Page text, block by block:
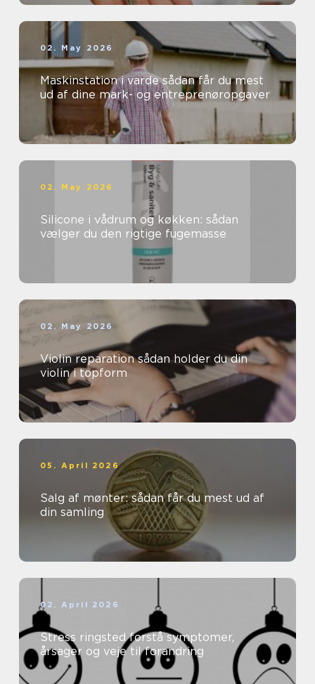
02. May 2026
Maskinstation i varde sådan får du mest
ud af dine mark- og entreprenøropgaver
02. May 2026
Silicone i vådrum og køkken: sådan
vælger du den rigtige fugemasse
02. May 2026
Violin reparation sådan holder du din
violin i topform
05. April 2026
Salg af mønter: sådan får du mest ud af
din samling
02. April 2026
Stress ringsted forstå symptomer,
årsager og veje til forandring